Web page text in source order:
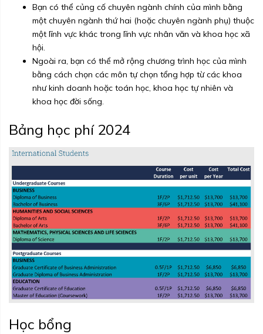
Bạn có thể củng cố chuyên ngành chính của mình bằng
một chuyên ngành thứ hai (hoặc chuyên ngành phụ) thuộc
một lĩnh vực khác trong lĩnh vực nhân văn và khoa học xã
hội.
Ngoài ra, bạn có thể mở rộng chương trình học của mình
bằng cách chọn các môn tự chọn tổng hợp từ các khoa
như kinh doanh hoặc toán học, khoa học tự nhiên và
khoa học đời sống.
Bảng học phí 2024
Học bổng